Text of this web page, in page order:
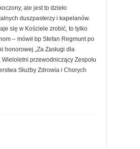
ale jest to dzieło
duszpasterzy i kapelanów.
się w Kościele zrobić, to tylko
– mówił bp Stefan Regmunt po
honorowej „Za Zasługi dla
Wieloletni przewodniczący Zespołu
Służby Zdrowia i Chorych